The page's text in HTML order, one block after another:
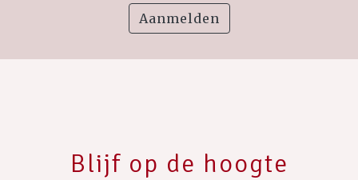
Aanmelden
Blijf op de hoogte